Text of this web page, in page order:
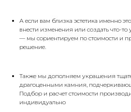
А если вам близка эстетика именно
внести изменения или создать что-то
— мы сориентируем по стоимости и
решение.
Также мы дополняем украшения
драгоценными камния,
Подбор и расчет стоимости
индивидуально